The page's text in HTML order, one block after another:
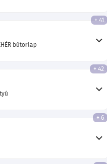
bútorlap
+ 41
+ 42
+ 6